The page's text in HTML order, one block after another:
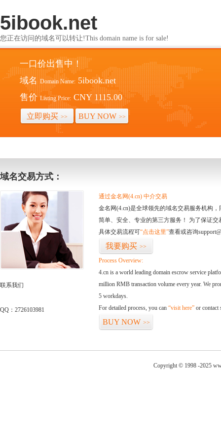
5ibook.net
您正在访问的域名可以转让!This domain name is for sale!
一口价出售中！
域名 Domain Name: 5ibook.net
售价 Listing Price: CNY 1115.00
立即购买 >> BUY NOW >>
域名交易方式：
联系我们
QQ：2726103981
通过金名网(4.cn) 中介交易
金名网(4.cn)是全球领先的域名交易服务机构
简单、安全、专业的第三方服务！ 为了保证
具体交易流程可“点击这里”查看或咨询
我要购买 >>
Process Overview:
4.cn is a world leading domain escrow service
million RMB transaction volume every year. We
5 workdays.
For detailed process, you can “visit here” or contact
BUY NOW >>
Copyright © 1998 -2025